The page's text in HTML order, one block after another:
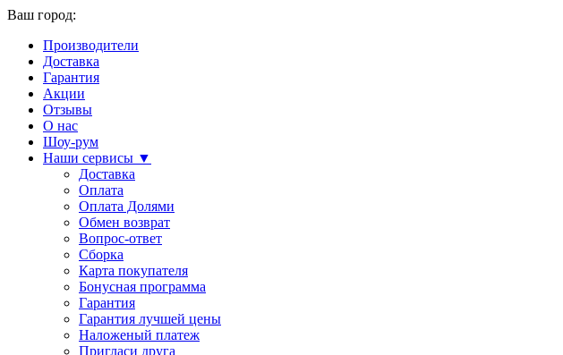
Ваш город:
Производители
Доставка
Гарантия
Акции
Отзывы
О нас
Шоу-рум
Наши сервисы ▼
Доставка
Оплата
Оплата Долями
Обмен возврат
Вопрос-ответ
Сборка
Карта покупателя
Бонусная программа
Гарантия
Гарантия лучшей цены
Наложеный платеж
Пригласи друга